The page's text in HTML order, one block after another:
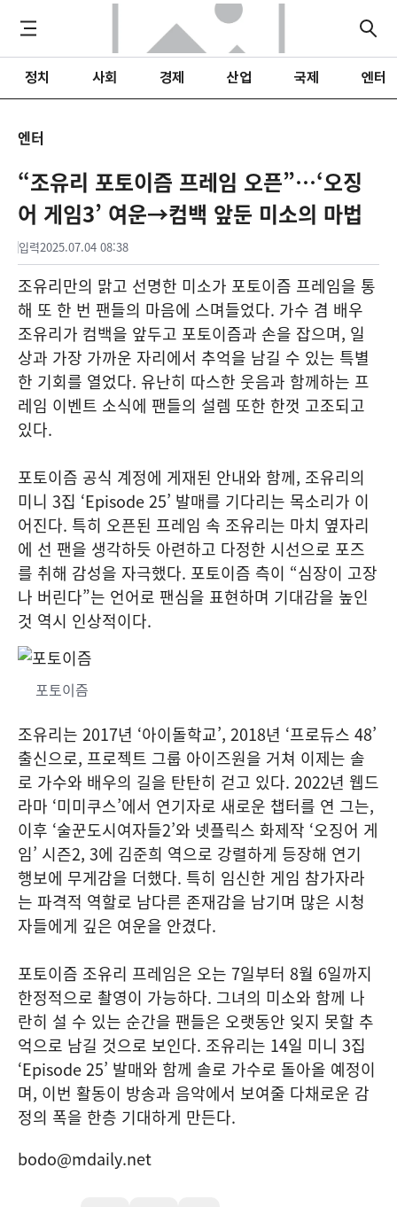
정치 사회 경제 산업 국제 엔터
엔터
“조유리 포토이즘 프레임 오픈”…‘오징
어 게임3’ 여운→컴백 앞둔 미소의 마법
입력2025.07.04 08:38
조유리만의 맑고 선명한 미소가 포토이즘 프레임을 통
해 또 한 번 팬들의 마음에 스며들었다. 가수 겸 배우
조유리가 컴백을 앞두고 포토이즘과 손을 잡으며, 일
상과 가장 가까운 자리에서 추억을 남길 수 있는 특별
한 기회를 열었다. 유난히 따스한 웃음과 함께하는 프
레임 이벤트 소식에 팬들의 설렘 또한 한껏 고조되고
있다.
포토이즘 공식 계정에 게재된 안내와 함께, 조유리의
미니 3집 ‘Episode 25’ 발매를 기다리는 목소리가 이
어진다. 특히 오픈된 프레임 속 조유리는 마치 옆자리
에 선 팬을 생각하듯 아련하고 다정한 시선으로 포즈
를 취해 감성을 자극했다. 포토이즘 측이 “심장이 고장
나 버린다”는 언어로 팬심을 표현하며 기대감을 높인
것 역시 인상적이다.
포토이즘
조유리는 2017년 ‘아이돌학교’, 2018년 ‘프로듀스 48’
출신으로, 프로젝트 그룹 아이즈원을 거쳐 이제는 솔
로 가수와 배우의 길을 탄탄히 걷고 있다. 2022년 웹드
라마 ‘미미쿠스’에서 연기자로 새로운 챕터를 연 그는,
이후 ‘술꾼도시여자들2’와 넷플릭스 화제작 ‘오징어 게
임’ 시즌2, 3에 김준희 역으로 강렬하게 등장해 연기
행보에 무게감을 더했다. 특히 임신한 게임 참가자라
는 파격적 역할로 남다른 존재감을 남기며 많은 시청
자들에게 깊은 여운을 안겼다.
포토이즘 조유리 프레임은 오는 7일부터 8월 6일까지
한정적으로 촬영이 가능하다. 그녀의 미소와 함께 나
란히 설 수 있는 순간을 팬들은 오랫동안 잊지 못할 추
억으로 남길 것으로 보인다. 조유리는 14일 미니 3집
‘Episode 25’ 발매와 함께 솔로 가수로 돌아올 예정이
며, 이번 활동이 방송과 음악에서 보여줄 다채로운 감
정의 폭을 한층 기대하게 만든다.
bodo@mdaily.net